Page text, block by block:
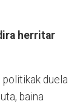
herritar
politikak duela
baina